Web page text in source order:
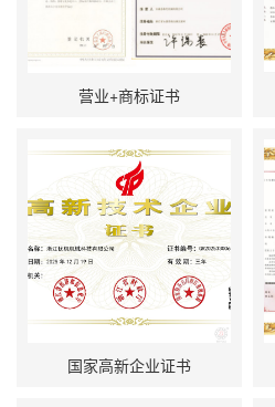
营业+商标证书
国家高新企业证书